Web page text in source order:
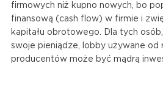
firmowych niż kupno nowych, bo
finansową (cash flow) w firmie i
kapitału obrotowego. Dla tych
swoje pieniądze, lobby używane od
producentów może być mądrą